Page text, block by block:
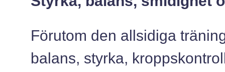
Förutom den allsidiga
balans, styrka,